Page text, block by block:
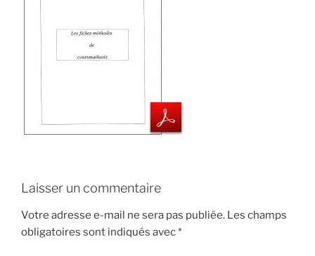
Laisser un commentaire
Votre adresse e-mail ne sera pas publiée. Les champs
obligatoires sont indiqués avec*